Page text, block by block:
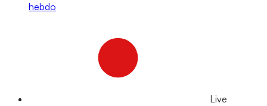
hebdo
Live